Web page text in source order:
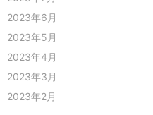
2023年6月
2023年5月
2023年4月
2023年3月
2023年2月